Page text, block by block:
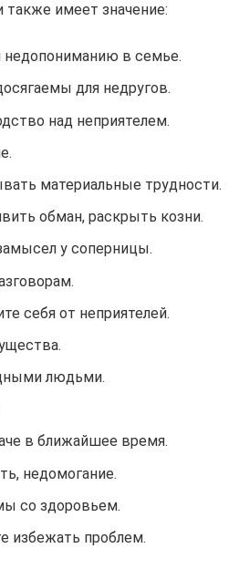
имеет значение:
недопониманию в семье.
для недругов.
над неприятелем.
материальные трудности.
обман, раскрыть козни.
у соперницы.
себя от неприятелей.
людьми.
в ближайшее время.
недомогание.
со здоровьем.
избежать проблем.